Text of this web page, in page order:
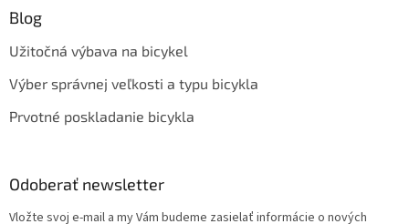
Blog
Užitočná výbava na bicykel
Výber správnej veľkosti a typu bicykla
Prvotné poskladanie bicykla
Odoberať newsletter
Vložte svoj e-mail a my Vám budeme zasielať informácie o nových